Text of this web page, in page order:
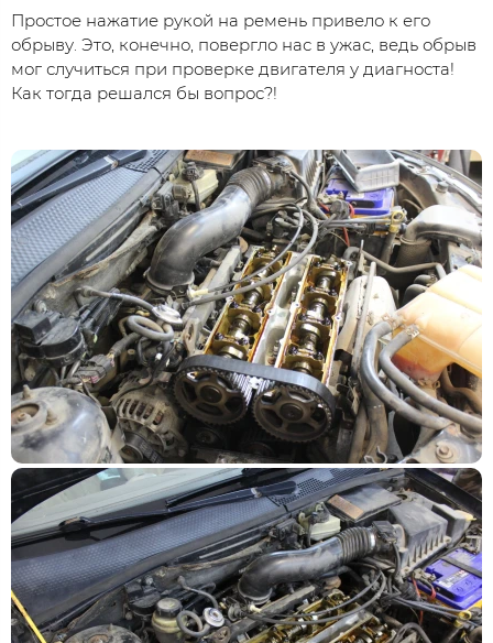
Простое нажатие рукой на ремень привело к его
обрыву. Это, конечно, повергло нас в ужас, ведь обрыв
мог случиться при проверке двигателя у диагноста!
Как тогда решался бы вопрос?!